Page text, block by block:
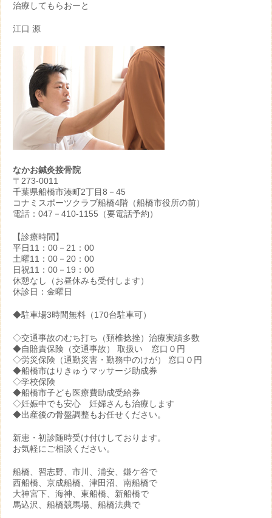
治療してもらおーと
江口 源
なかお鍼灸接骨院
〒273-0011
千葉県船橋市湊町2丁目8－45
コナミスポーツクラブ船橋4階（船橋市役所の前）
電話：047－410-1155（要電話予約）
【診療時間】
平日11：00－21：00
土曜11：00－20：00
日祝11：00－19：00
休憩なし（お昼休みも受付します）
休診日：金曜日
◆駐車場3時間無料（170台駐車可）
◇交通事故のむち打ち（頚椎捻挫）治療実績多数
◆自賠責保険（交通事故） 取扱い 窓口０円
◇労災保険（通勤災害・勤務中のけが） 窓口０円
◆船橋市はりきゅうマッサージ助成券
◇学校保険
◆船橋市子ども医療費助成受給券
◇妊娠中でも安心 妊婦さんも治療します
◆出産後の骨盤調整もお任せください。
新患・初診随時受け付けしております。
お気軽にご相談ください。
船橋、習志野、市川、浦安、鎌ケ谷で
西船橋、京成船橋、津田沼、南船橋で
大神宮下、海神、東船橋、新船橋で
馬込沢、船橋競馬場、船橋法典で